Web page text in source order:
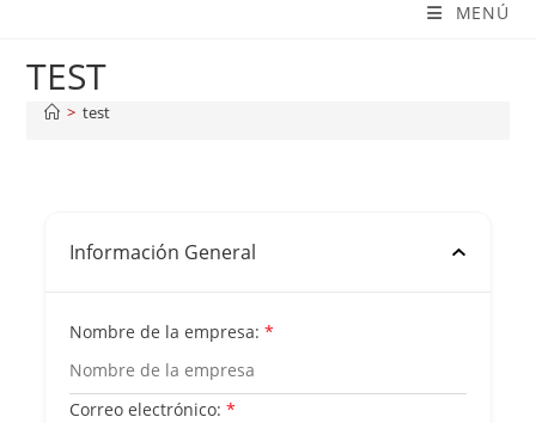
MENÚ
TEST
> test
Información General
Nombre de la empresa: *
Correo electrónico: *